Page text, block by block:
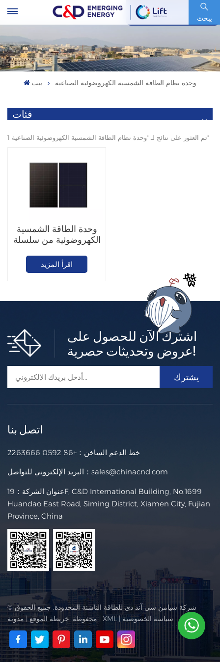
يبحث
رمز السهم : 600153.SH
بيت وحدة نظام الطاقة الشمسية الكهروضوئية الصناعية
فئات
1 تم العثور على نتائج لـ "وحدة نظام الطاقة الشمسية الكهروضوئية الصناعية"
وحدة الطاقة الشمسية
الكهروضوئية من سلسلة
اقرأ المزيد
اشترك الآن للحصول على
عروض وتحديثات حصرية!
اتصل بنا
خط الدعم الساخن： +86 0592 2263666
البريد الإلكتروني للتواصل： sales@chinacnd.com
عنوان الشركة：19F, C&D International Building, No.1699
Huandao East Road, Siming District, Xiamen City, Fujian
Province, China
© شركة شيامن سي آند دي للطاقة الناشئة المحدودة. جميع الحقوق
محفوظة.خريطة الموقع|مدونة | XML |سياسة الخصوصية